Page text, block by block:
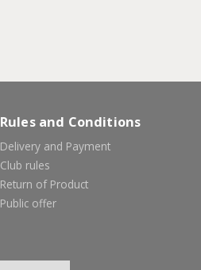
Rules and Conditions
Delivery and Payment
Club rules
Return of Product
Public offer